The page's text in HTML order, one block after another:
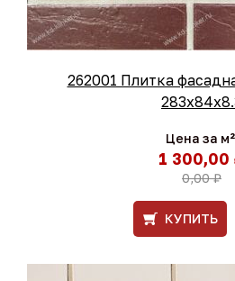
262001 Плитка
Цена за
1 300,00
0,00 ₽
КУПИТЬ